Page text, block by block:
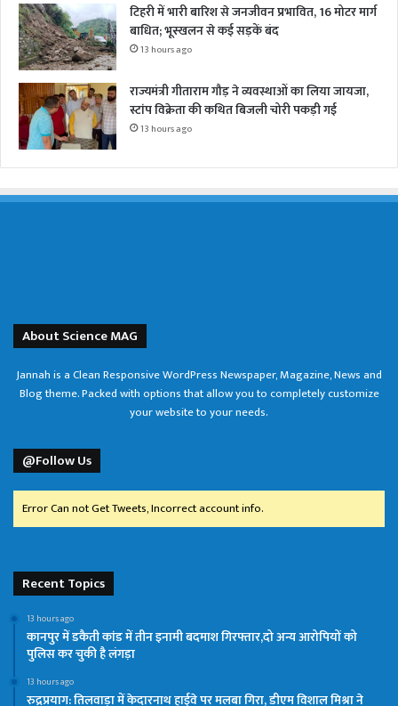
टिहरी में भारी बारिश से जनजीवन प्रभावित, 16 मोटर मार्ग
बाधित; भूस्खलन से कई सड़कें बंद
13 hours ago
राज्यमंत्री गीताराम गौड़ ने व्यवस्थाओं का लिया जायजा,
स्टांप विक्रेता की कथित बिजली चोरी पकड़ी गई
13 hours ago
About Science MAG
Jannah is a Clean Responsive WordPress Newspaper, Magazine, News and
Blog theme. Packed with options that allow you to completely customize
your website to your needs.
@Follow Us
Error Can not Get Tweets, Incorrect account info.
Recent Topics
13 hours ago
कानपुर में डकैती कांड में तीन इनामी बदमाश गिरफ्तार,दो अन्य आरोपियों को
पुलिस कर चुकी है लंगड़ा
13 hours ago
रुद्रप्रयाग: तिलवाड़ा में केदारनाथ हाईवे पर मलबा गिरा, डीएम विशाल मिश्रा ने